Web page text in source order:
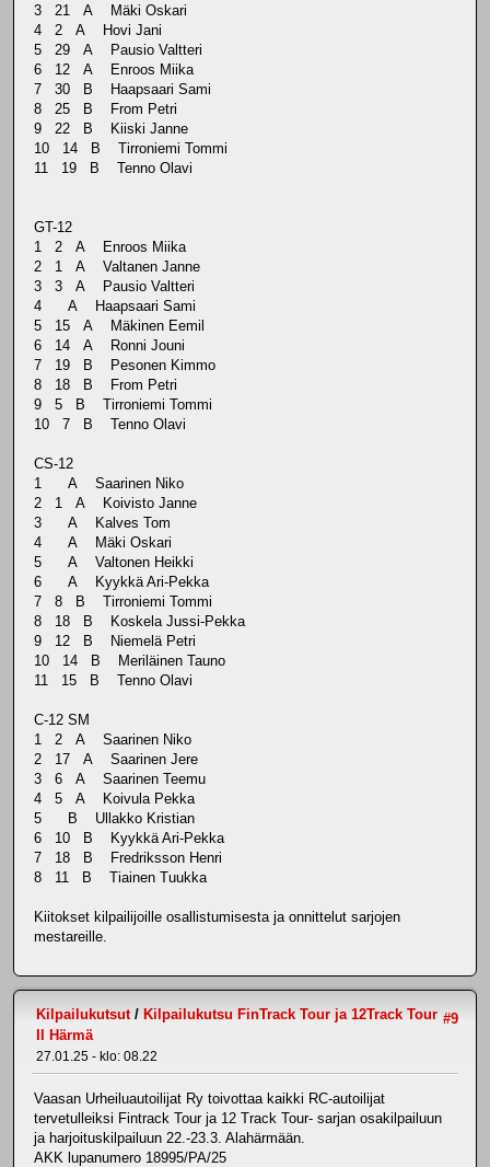
3 21 A Mäki Oskari
4 2 A Hovi Jani
5 29 A Pausio Valtteri
6 12 A Enroos Miika
7 30 B Haapsaari Sami
8 25 B From Petri
9 22 B Kiiski Janne
10 14 B Tirroniemi Tommi
11 19 B Tenno Olavi
GT-12
1 2 A Enroos Miika
2 1 A Valtanen Janne
3 3 A Pausio Valtteri
4 A Haapsaari Sami
5 15 A Mäkinen Eemil
6 14 A Ronni Jouni
7 19 B Pesonen Kimmo
8 18 B From Petri
9 5 B Tirroniemi Tommi
10 7 B Tenno Olavi
CS-12
1 A Saarinen Niko
2 1 A Koivisto Janne
3 A Kalves Tom
4 A Mäki Oskari
5 A Valtonen Heikki
6 A Kyykkä Ari-Pekka
7 8 B Tirroniemi Tommi
8 18 B Koskela Jussi-Pekka
9 12 B Niemelä Petri
10 14 B Meriläinen Tauno
11 15 B Tenno Olavi
C-12 SM
1 2 A Saarinen Niko
2 17 A Saarinen Jere
3 6 A Saarinen Teemu
4 5 A Koivula Pekka
5 B Ullakko Kristian
6 10 B Kyykkä Ari-Pekka
7 18 B Fredriksson Henri
8 11 B Tiainen Tuukka
Kiitokset kilpailijoille osallistumisesta ja onnittelut sarjojen
mestareille.
#9
Kilpailukutsut/ Kilpailukutsu FinTrack Tour ja 12Track Tour
II Härmä
27.01.25 - klo: 08.22
Vaasan Urheiluautoilijat Ry toivottaa kaikki RC-autoilijat
tervetulleiksi Fintrack Tour ja 12 Track Tour- sarjan osakilpailuun
ja harjoituskilpailuun 22.-23.3. Alahärmään.
AKK lupanumero 18995/PA/25